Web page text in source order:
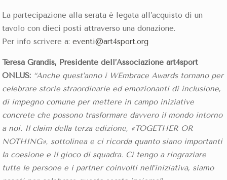
La partecipazione alla serata è legata all’acquisto di un
tavolo con dieci posti attraverso una donazione.
Per info scrivere a:eventi@art4sport.org
Teresa Grandis, Presidente dell’Associazione art4sport
ONLUS: “Anche quest’anno i WEmbrace Awards tornano per
celebrare storie straordinarie ed emozionanti di inclusione,
di impegno comune per mettere in campo iniziative
concrete che possono trasformare davvero il mondo intorno
a noi. Il claim della terza edizione, «TOGETHER OR
NOTHING», sottolinea e ci ricorda quanto siano importanti
la coesione e il gioco di squadra. Ci tengo a ringraziare
tutte le persone e i partner coinvolti nell’iniziativa, siamo